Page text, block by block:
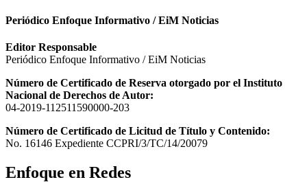
Periódico Enfoque Informativo / EiM Noticias
Editor Responsable
Periódico Enfoque Informativo / EiM Noticias
Número de Certificado de Reserva otorgado por el Instituto
Nacional de Derechos de Autor:
04-2019-112511590000-203
Número de Certificado de Licitud de Título y Contenido:
No. 16146 Expediente CCPRI/3/TC/14/20079
Enfoque en Redes